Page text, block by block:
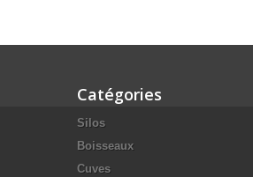
Catégories
Silos
Boisseaux
Cuves